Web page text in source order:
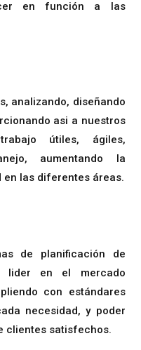
en función a las
analizando, diseñando
asi a nuestros
útiles, ágiles,
aumentando la
en las diferentes áreas.
de planificación de
lider en el mercado
con estándares
necesidad, y poder
clientes satisfechos.